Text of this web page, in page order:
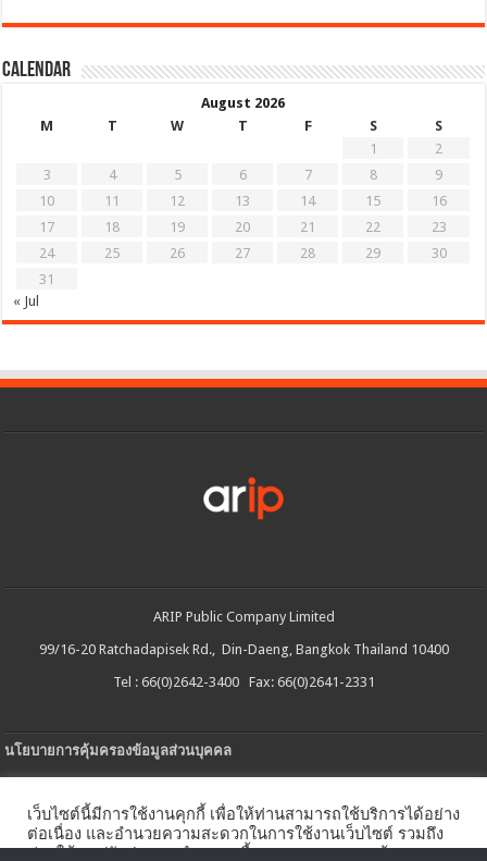
Calendar
August 2026
M
T W T F S
S
1
2
3
4 5 6 7 8
9
10
11 12 13 14 15
16
17
18 19 20 21 22
23
24
25 26 27 28 29
30
31
« Jul
ARIP Public Company Limited
99/16-20 Ratchadapisek Rd., Din-Daeng, Bangkok Thailand 10400
Tel : 66(0)2642-3400 Fax: 66(0)2641-2331
นโยบายการคุ้มครองข้อมูลส่วนบุคคล
นโยบายการใช้คกกี้
เว็บไซต์นี้มีการใช้งานคุกกี้ เพื่อให้ท่านสามารถใช้บริการได้อย่าง
ต่อเนื่อง และอำนวยความสะดวกในการใช้งานเว็บไซต์ รวมถึง
ช่วยให้เราปรับปรุงการนำเสนอเนื้อหาตรงตามความต้องการ